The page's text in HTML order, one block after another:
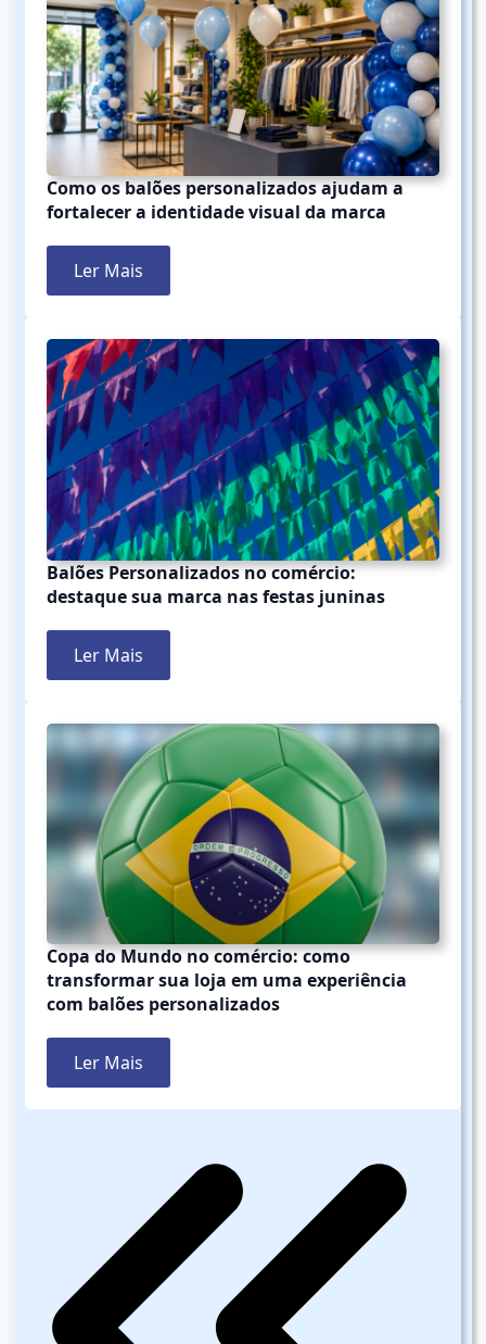
Como os balões personalizados ajudam a
fortalecer a identidade visual da marca
Ler Mais
Balões Personalizados no comércio:
destaque sua marca nas festas juninas
Ler Mais
Copa do Mundo no comércio: como
transformar sua loja em uma experiência
com balões personalizados
Ler Mais